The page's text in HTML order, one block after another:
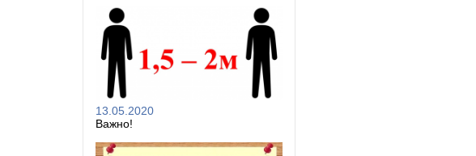
13.05.2020
Важно!